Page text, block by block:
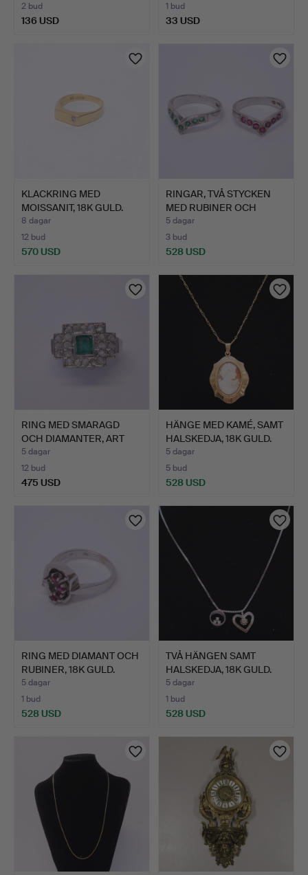
2 bud
136 USD
1 bud
33 USD
KLACKRING MED
MOISSANIT, 18K GULD.
8 dagar
12 bud
570 USD
RINGAR, TVÅ STYCKEN
MED RUBINER OCH
SMARAG…
5 dagar
3 bud
528 USD
RING MED SMARAGD
OCH DIAMANTER, ART
DÉCO S…
5 dagar
12 bud
475 USD
HÄNGE MED KAMÉ, SAMT
HALSKEDJA, 18K GULD.
5 dagar
5 bud
528 USD
RING MED DIAMANT OCH
RUBINER, 18K GULD.
5 dagar
1 bud
528 USD
TVÅ HÄNGEN SAMT
HALSKEDJA, 18K GULD.
5 dagar
1 bud
528 USD